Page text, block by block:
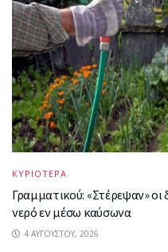
ΚΥΡΙΟΤΕΡΑ
Γραμματικού: «Στέρεψαν» οι
νερό εν μέσω καύσωνα
4 ΑΥΓΟΎΣΤΟΥ, 2026